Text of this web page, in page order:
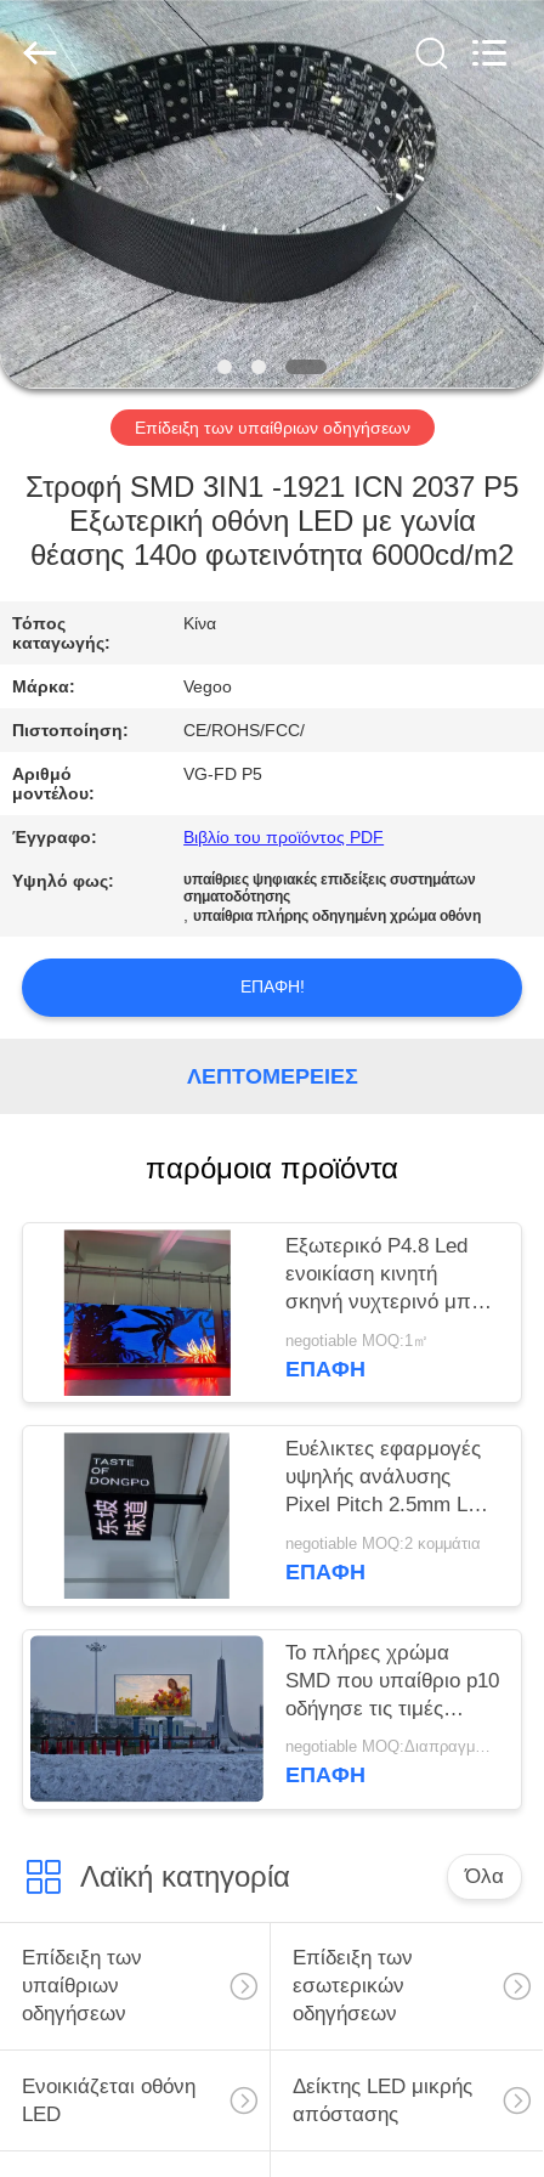
ΣΠΊΤΙ
ΠΡΟΪΌΝΤΑ
ΒΊΝΤΕΟ
ΣΧΕΤΙΚΆ
ΜΕ
ΕΠΙΣΚΕΨΉ
ΕΡΓΟΣΤΑΣΊΟΥ
ΈΛΕΓΧΟΣ
ΠΟΙΌΤΗΤΑΣ
ΕΠΙΚΟΙΝΩΝΉΣΤΕ
ΜΑΖΊ
ΜΑΣ
ΕΙΔΉΣΕΙΣ
ΖΗΤΉΣΤΕ
ΜΙΑ
ΠΡΟΣΦΟΡΆ
PRIVACY
POLICY
Weigu
Electronic
Technology
Co.,
Rights
Reserved.
Επίδειξη των υπαίθριων οδηγήσεων
Στροφή SMD 3IN1 -1921 ICN 2037 P5
Εξωτερική οθόνη LED με γωνία
θέασης 140o φωτεινότητα 6000cd/m2
Τόπος
καταγωγής:
Κίνα
Μάρκα: Vegoo
Πιστοποίηση: CE/ROHS/FCC/
Αριθμό
μοντέλου:
VG-FD P5
Έγγραφο: Βιβλίο του προϊόντος PDF
Υψηλό φως:
υπαίθριες ψηφιακές επιδείξεις συστημάτων
σηματοδότησης
,υπαίθρια πλήρης οδηγημένη χρώμα οθόνη
ΕΠΑΦΉ!
ΛΕΠΤΟΜΈΡΕΙΕΣ
παρόμοια προϊόντα
Εξωτερικό P4.8 Led
ενοικίαση κινητή
σκηνή νυχτερινό μπαρ
για ψυχαγωγία
negotiable MOQ:1㎡
ΕΠΑΦΉ
Ευέλικτες εφαρμογές
υψηλής ανάλυσης
Pixel Pitch 2.5mm LED
Cube Screen για
χώρους ψυχαγωγίας
negotiable MOQ:2 κομμάτια
ΕΠΑΦΉ
Το πλήρες χρώμα
SMD που υπαίθριο p10
οδήγησε τις τιμές
οθόνης επίδειξης
οδήγησε την επίδειξη
negotiable MOQ:Διαπραγματεύσιμος
ΕΠΑΦΉ
Λαϊκή κατηγορία Όλα
Επίδειξη των
υπαίθριων
οδηγήσεων
Επίδειξη των
εσωτερικών
οδηγήσεων
Ενοικιάζεται οθόνη
LED
Δείκτης LED μικρής
απόστασης